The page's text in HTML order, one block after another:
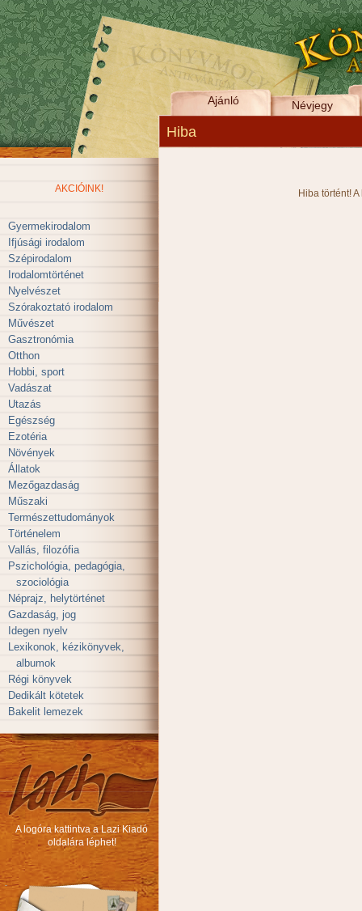
Ajánló Névjegy
Hiba
AKCIÓINK!
Gyermekirodalom
Ifjúsági irodalom
Szépirodalom
Irodalomtörténet
Nyelvészet
Szórakoztató irodalom
Művészet
Gasztronómia
Otthon
Hobbi, sport
Vadászat
Utazás
Egészség
Ezotéria
Növények
Állatok
Mezőgazdaság
Műszaki
Természettudományok
Történelem
Vallás, filozófia
Pszichológia, pedagógia,
szociológia
Néprajz, helytörténet
Gazdaság, jog
Idegen nyelv
Lexikonok, kézikönyvek,
albumok
Régi könyvek
Dedikált kötetek
Bakelit lemezek
A logóra kattintva a Lazi Kiadó
oldalára léphet!
Hiba történt!